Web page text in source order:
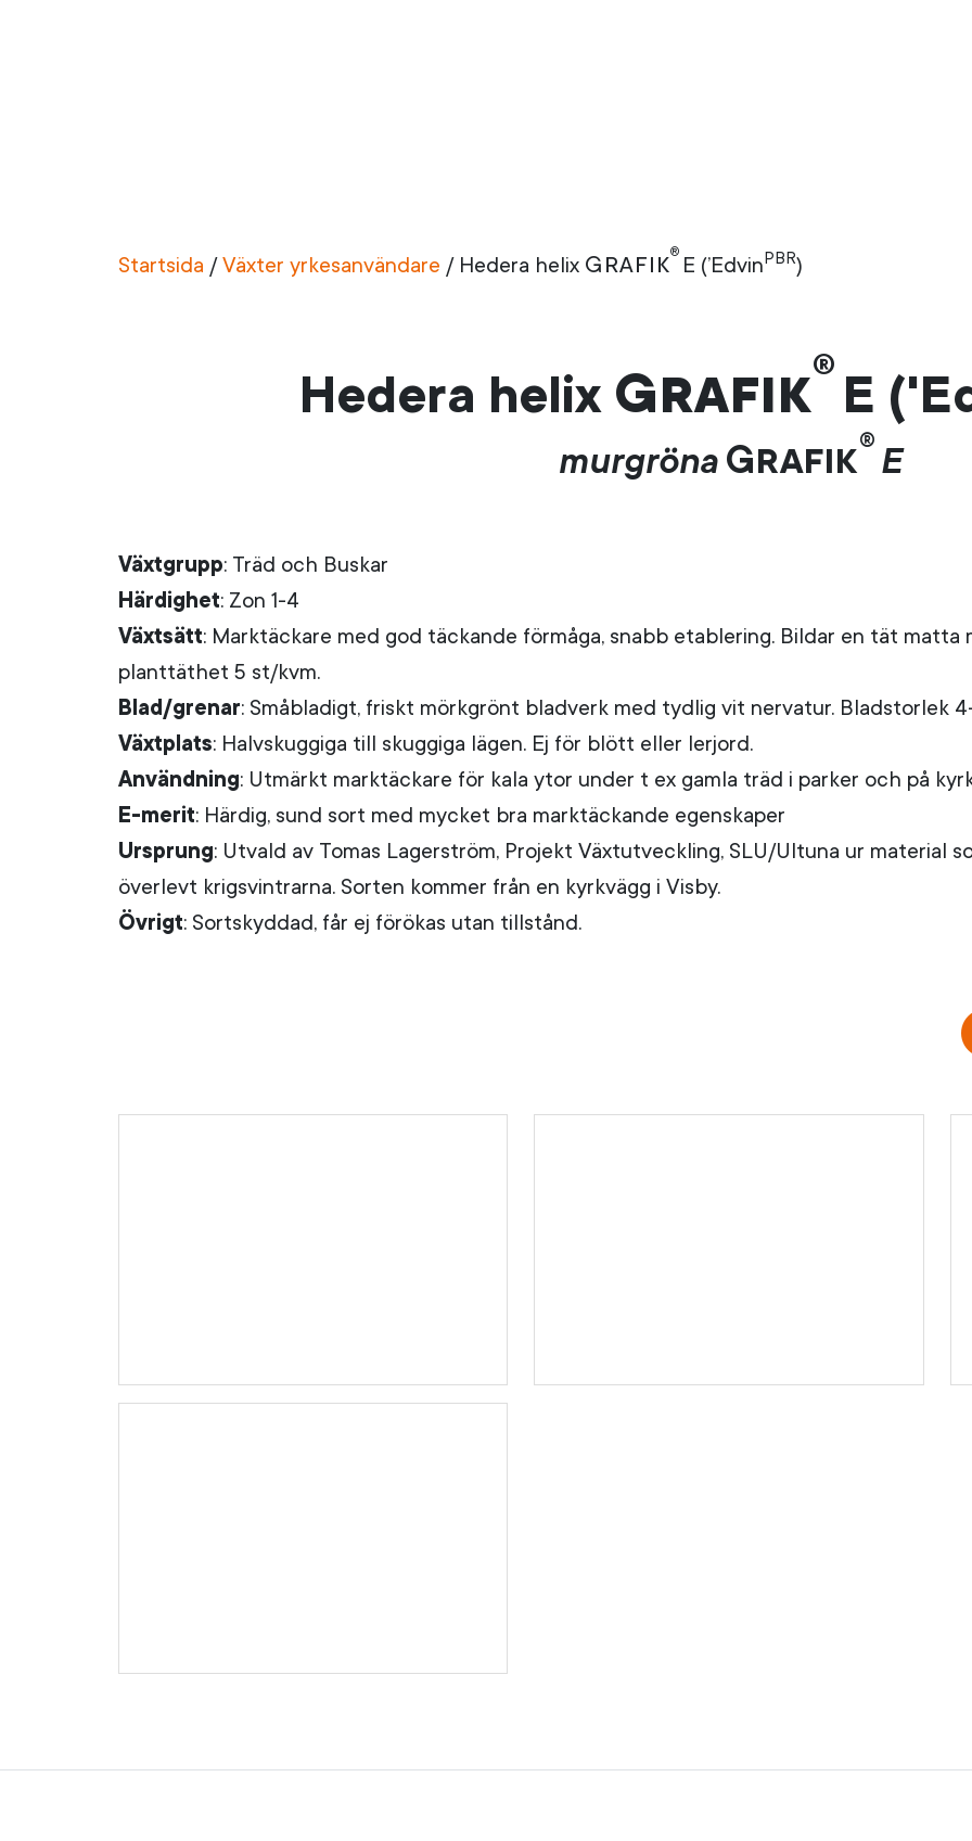
Startsida /Växter yrkesanvändare / Hedera helix Grafik®
E (’Edvin PBR)
Hedera helix Grafik®
E
murgröna Grafik®
E
Växtgrupp: Träd och Buskar
Härdighet: Zon 1-4
Växtsätt: Marktäckare med god täckande förmåga, snabb etablering. Bildar en tät
planttäthet 5 st/kvm.
Blad/grenar: Småbladigt, friskt mörkgrönt bladverk med tydlig vit nervatur. Bladstorlek
Växtplats: Halvskuggiga till skuggiga lägen. Ej för blött eller lerjord.
Användning: Utmärkt marktäckare för kala ytor under t ex gamla träd i parker och på
E-merit: Härdig, sund sort med mycket bra marktäckande egenskaper
Ursprung: Utvald av Tomas Lagerström, Projekt Växtutveckling, SLU/Ultuna ur material
överlevt krigsvintrarna. Sorten kommer från en kyrkvägg i Visby.
Övrigt: Sortskyddad, får ej förökas utan tillstånd.